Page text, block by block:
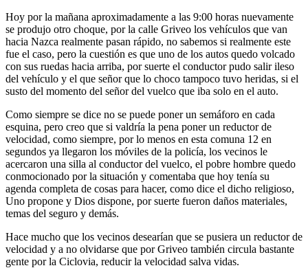
Hoy por la mañana aproximadamente a las 9:00 horas nuevamente
se produjo otro choque, por la calle Griveo los vehículos que van
hacia Nazca realmente pasan rápido, no sabemos si realmente este
fue el caso, pero la cuestión es que uno de los autos quedo volcado
con sus ruedas hacia arriba, por suerte el conductor pudo salir ileso
del vehículo y el que señor que lo choco tampoco tuvo heridas, si el
susto del momento del señor del vuelco que iba solo en el auto.
Como siempre se dice no se puede poner un semáforo en cada
esquina, pero creo que si valdría la pena poner un reductor de
velocidad, como siempre, por lo menos en esta comuna 12 en
segundos ya llegaron los móviles de la policía, los vecinos le
acercaron una silla al conductor del vuelco, el pobre hombre quedo
conmocionado por la situación y comentaba que hoy tenía su
agenda completa de cosas para hacer, como dice el dicho religioso,
Uno propone y Dios dispone, por suerte fueron daños materiales,
temas del seguro y demás.
Hace mucho que los vecinos desearían que se pusiera un reductor de
velocidad y a no olvidarse que por Griveo también circula bastante
gente por la Ciclovia, reducir la velocidad salva vidas.